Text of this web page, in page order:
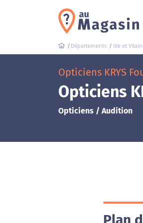
Départements Ille et
Opticiens KRYS
Opticiens
Opticiens / Audition